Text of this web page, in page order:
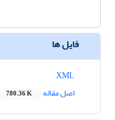
فایل ها
اصل مقاله
780.36 K